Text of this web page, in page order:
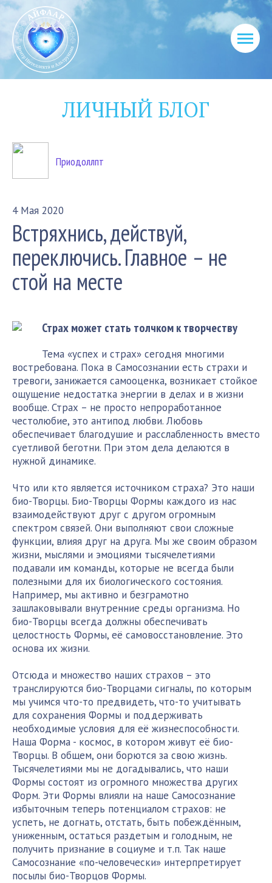
ЛИЧНЫЙ БЛОГ
Приодоллпт
4 Мая 2020
Встряхнись, действуй,
переключись. Главное – не
стой на месте
Страх может стать толчком к творчеству
Тема «успех и страх» сегодня многими
востребована. Пока в Самосознании есть страхи и
тревоги, занижается самооценка, возникает стойкое
ощущение недостатка энергии в делах и в жизни
вообще. Страх – не просто непроработанное
честолюбие, это антипод любви. Любовь
обеспечивает благодушие и расслабленность вместо
суетливой беготни. При этом дела делаются в
нужной динамике.
Что или кто является источником страха? Это наши
био-Творцы. Био-Творцы Формы каждого из нас
взаимодействуют друг с другом огромным
спектром связей. Они выполняют свои сложные
функции, влияя друг на друга. Мы же своим образом
жизни, мыслями и эмоциями тысячелетиями
подавали им команды, которые не всегда были
полезными для их биологического состояния.
Например, мы активно и безграмотно
зашлаковывали внутренние среды организма. Но
био-Творцы всегда должны обеспечивать
целостность Формы, её самовосстановление. Это
основа их жизни.
Отсюда и множество наших страхов – это
транслируются био-Творцами сигналы, по которым
мы учимся что-то предвидеть, что-то учитывать
для сохранения Формы и поддерживать
необходимые условия для её жизнеспособности.
Наша Форма - космос, в котором живут её био-
Творцы. В общем, они борются за свою жизнь.
Тысячелетиями мы не догадывались, что наши
Формы состоят из огромного множества других
Форм. Эти Формы влияли на наше Самосознание
избыточным теперь потенциалом страхов: не
успеть, не догнать, отстать, быть побеждённым,
униженным, остаться раздетым и голодным, не
получить признание в социуме и т.п. Так наше
Самосознание «по-человечески» интерпретирует
посылы био-Творцов Формы.